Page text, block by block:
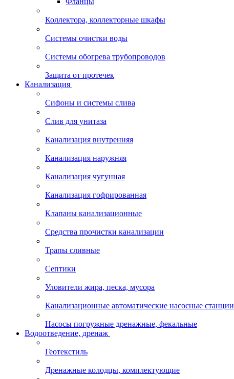
Коллектора, коллекторные шкафы
Системы очистки воды
Системы обогрева трубопроводов
Защита от протечек
Канализация
Сифоны и системы слива
Слив для унитаза
Канализация внутренняя
Канализация наружняя
Канализация чугунная
Канализация гофрированная
Клапаны канализационные
Средства прочистки канализации
Трапы сливные
Септики
Уловители жира, песка, мусора
Канализационные автоматические насосные станции
Насосы погружные дренажные, фекальные
Водоотведение, дренаж
Геотекстиль
Дренажные колодцы, комплектующие